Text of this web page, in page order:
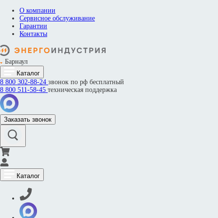
О компании
Сервисное обслуживание
Гарантии
Контакты
Барнаул
Каталог
8 800 302-88-24 звонок по рф бесплатный
8 800 511-58-45 техническая поддержка
Заказать звонок
Каталог